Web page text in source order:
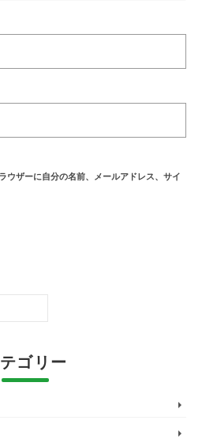
ウザーに自分の名前、メールアドレス、サイ
ゴリー